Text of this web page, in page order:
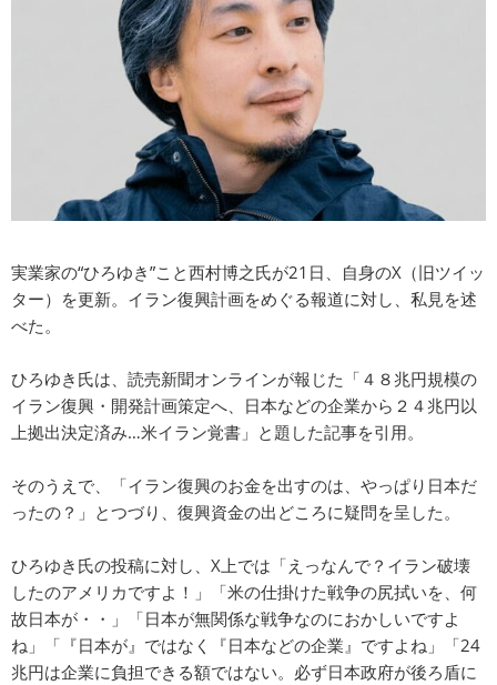
実業家の“ひろゆき”こと西村博之氏が21日、自身のX（旧ツイッ
ター）を更新。イラン復興計画をめぐる報道に対し、私見を述
べた。
ひろゆき氏は、読売新聞オンラインが報じた「４８兆円規模の
イラン復興・開発計画策定へ、日本などの企業から２４兆円以
上拠出決定済み…米イラン覚書」と題した記事を引用。
そのうえで、「イラン復興のお金を出すのは、やっぱり日本だ
ったの？」とつづり、復興資金の出どころに疑問を呈した。
ひろゆき氏の投稿に対し、X上では「えっなんで？イラン破壊
したのアメリカですよ！」「米の仕掛けた戦争の尻拭いを、何
故日本が・・」「日本が無関係な戦争なのにおかしいですよ
ね」「『日本が』ではなく『日本などの企業』ですよね」「24
兆円は企業に負担できる額ではない。必ず日本政府が後ろ盾に